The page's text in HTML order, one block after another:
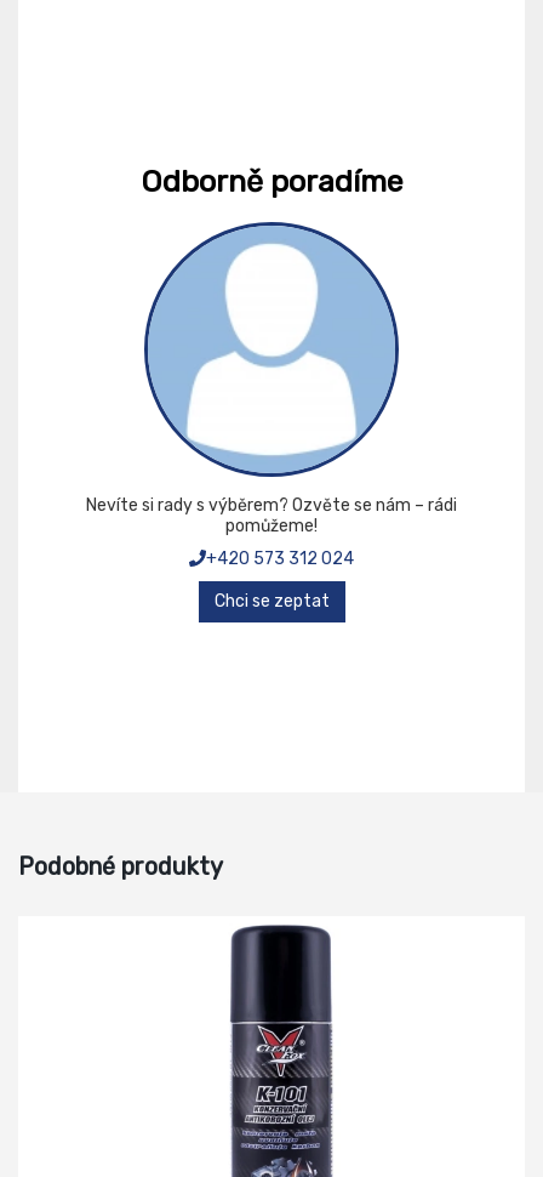
Odborně poradíme
Nevíte si rady s výběrem? Ozvěte se nám – rádi
pomůžeme!
+420 573 312 024
Chci se zeptat
Podobné produkty